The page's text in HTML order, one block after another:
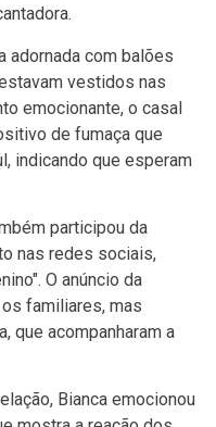
adornada com balões
vestidos nas
emocionante, o casal
de fumaça que
indicando que esperam
participou da
nas redes sociais,
O anúncio da
familiares, mas
que acompanharam a
Bianca emocionou